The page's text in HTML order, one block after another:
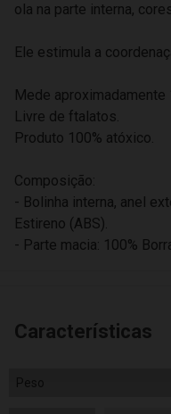
ola na parte interna,
Ele estimula a
Mede
Livre de ftalatos.
Produto 100% atóxico.
Composição:
- Bolinha interna, anel
Estireno (ABS).
- Parte macia: 100%
Características
Peso